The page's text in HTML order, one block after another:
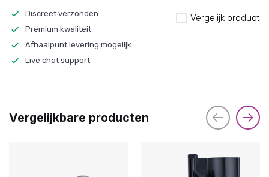
Discreet verzonden
Premium kwaliteit
Afhaalpunt levering mogelijk
Live chat support
Vergelijk product
Vergelijkbare producten